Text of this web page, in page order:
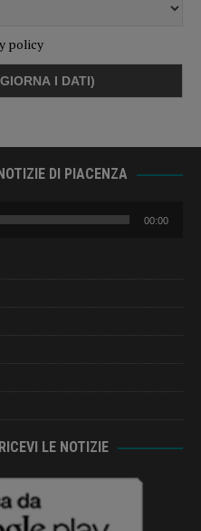
policy
DI PIACENZA
00:00
LE NOTIZIE